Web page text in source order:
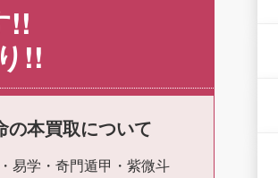
!!
!!
の本買取について
易学・奇門遁甲・紫微斗